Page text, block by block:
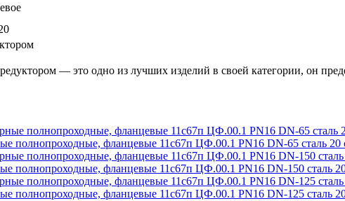
— это одно из лучших изделий в своей категории, он
фланцевые 11с67п ЦФ.00.1 PN16 DN-65 сталь 20
фланцевые 11с67п ЦФ.00.1 PN16 DN-150 сталь 20
фланцевые 11с67п ЦФ.00.1 PN16 DN-125 сталь 20